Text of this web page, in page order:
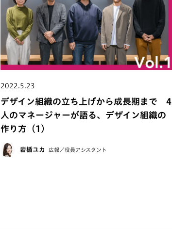
2022.5.23
デザイン組織の立ち上げから成長期まで 4
人のマネージャーが語る、デザイン組織の
作り方（1）
岩楯ユカ 広報／役員アシスタント